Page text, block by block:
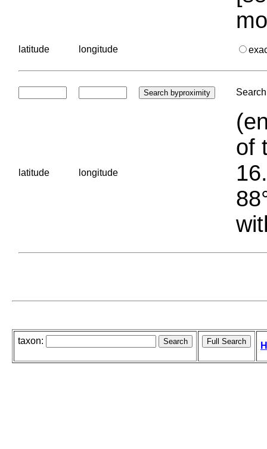
latitude longitude
latitude longitude
of
taxon: